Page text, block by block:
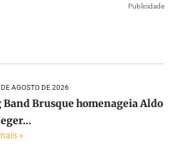
Publicidade
AGOSTO DE 2026
Band Brusque homenageia Aldo
»